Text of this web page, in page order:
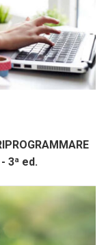
3ª ed.